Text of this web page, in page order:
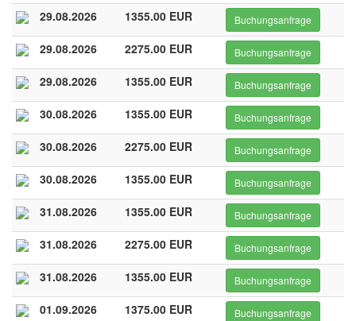
29.08.2026 1355.00 EUR Buchungsanfrage
29.08.2026 2275.00 EUR Buchungsanfrage
29.08.2026 1355.00 EUR Buchungsanfrage
30.08.2026 1355.00 EUR Buchungsanfrage
30.08.2026 2275.00 EUR Buchungsanfrage
30.08.2026 1355.00 EUR Buchungsanfrage
31.08.2026 1355.00 EUR Buchungsanfrage
31.08.2026 2275.00 EUR Buchungsanfrage
31.08.2026 1355.00 EUR Buchungsanfrage
01.09.2026 1375.00 EUR Buchungsanfrage